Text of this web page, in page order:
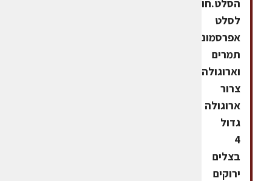
הסלט.חומרים
לסלט
אפרסמונים,
תמרים
צרור
ארוגולה
גדול
4
בצלים
ירוקים